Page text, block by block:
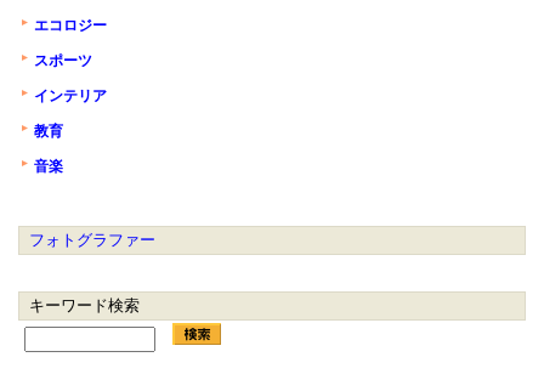
エコロジー
スポーツ
インテリア
教育
音楽
フォトグラファー
キーワード検索